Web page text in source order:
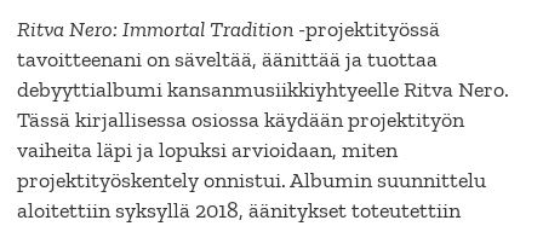
Ritva Nero: Immortal Tradition -projektityössä
tavoitteenani on säveltää, äänittää ja tuottaa
debyyttialbumi kansanmusiikkiyhtyeelle Ritva Nero.
Tässä kirjallisessa osiossa käydään projektityön
vaiheita läpi ja lopuksi arvioidaan, miten
projektityöskentely onnistui. Albumin suunnittelu
aloitettiin syksyllä 2018, äänitykset toteutettiin